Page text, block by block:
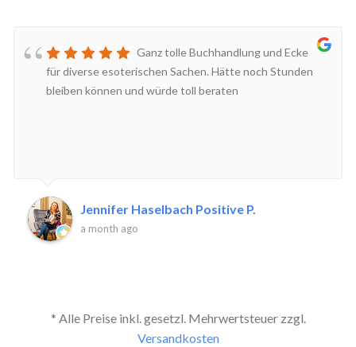
Ganz tolle Buchhandlung und Ecke
für diverse esoterischen Sachen. Hätte noch Stunden
bleiben können und würde toll beraten
Jennifer Haselbach Positive P.
a month ago
* Alle Preise inkl. gesetzl. Mehrwertsteuer zzgl.
Versandkosten